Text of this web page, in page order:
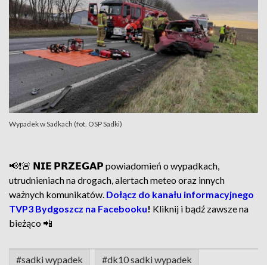
Wypadek w Sadkach (fot. OSP Sadki)
📢❗🚨 𝗡𝗜𝗘 𝗣𝗥𝗭𝗘𝗚𝗔𝗣 powiadomień o wypadkach,
utrudnieniach na drogach, alertach meteo oraz innych
ważnych komunikatów. Dołącz do kanału informacyjnego
TVP3 Bydgoszcz na Facebooku! Kliknij i bądź zawsze na
bieżąco 📲
#sadki wypadek #dk10 sadki wypadek